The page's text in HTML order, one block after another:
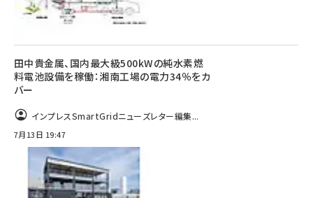
田中貴金属、国内最大級500kWの純水素燃
料電池設備を稼働：湘南工場の電力34％をカ
バー
インプレスSmartGridニューズレター編集...
7月13日 19:47